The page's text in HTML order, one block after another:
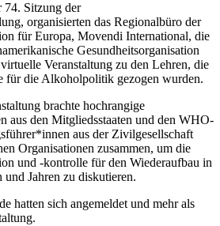
Sitzung der
organisierten das Regionalbüro der
für Europa, Movendi International, die
Gesundheitsorganisation
Veranstaltung zu den Lehren, die
für die Alkoholpolitik gezogen wurden.
brachte hochrangige
aus den Mitgliedsstaaten und den WHO-
aus der Zivilgesellschaft
Organisationen zusammen, um die
und ‑kontrolle für den Wiederaufbau in
Jahren zu diskutieren.
hatten sich angemeldet und mehr als